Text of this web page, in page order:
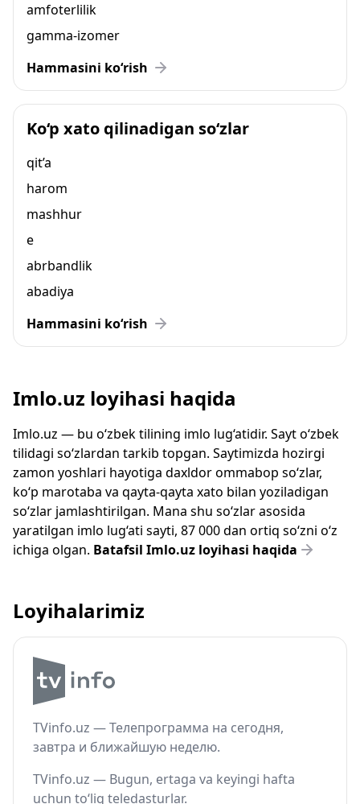
amfoterlilik
gamma-izomer
Hammasini ko‘rish
Ko‘p xato qilinadigan so‘zlar
qit’a
harom
mashhur
e
abrbandlik
abadiya
Hammasini ko‘rish
Imlo.uz loyihasi haqida
Imlo.uz — bu o‘zbek tilining imlo lug‘atidir. Sayt o‘zbek
tilidagi so‘zlardan tarkib topgan. Saytimizda hozirgi
zamon yoshlari hayotiga daxldor ommabop so‘zlar,
ko‘p marotaba va qayta-qayta xato bilan yoziladigan
so‘zlar jamlashtirilgan. Mana shu so‘zlar asosida
yaratilgan imlo lug‘ati sayti, 87 000 dan ortiq so‘zni o‘z
ichiga olgan. Batafsil Imlo.uz loyihasi haqida
Loyihalarimiz
TVinfo.uz — Телепрограмма на сегодня,
завтра и ближайшую неделю.
TVinfo.uz — Bugun, ertaga va keyingi hafta
uchun to‘liq teledasturlar.